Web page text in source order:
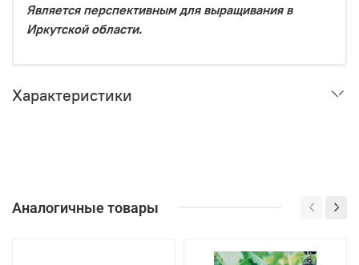
Является перспективным для выращивания в
Иркутской области.
Характеристики
Аналогичные товары